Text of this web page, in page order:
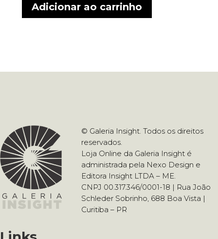
Adicionar ao carrinho
© Galeria Insight. Todos os direitos
reservados.
Loja Online da Galeria Insight é
administrada pela Nexo Design e
Editora Insight LTDA – ME.
CNPJ 00.317.346/0001-18 | Rua João
Schleder Sobrinho, 688 Boa Vista |
Curitiba – PR